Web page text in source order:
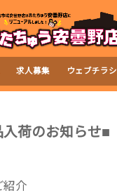
求人募集 ウェブチラシ
荷のお知らせ■
紹介